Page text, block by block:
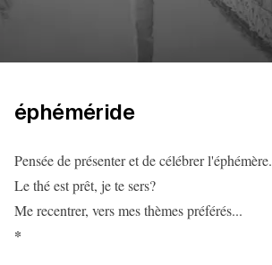
éphéméride
Pensée de présenter et de célébrer l'éphémère.
Le thé est prêt, je te sers?
Me recentrer, vers mes thèmes préférés...
*